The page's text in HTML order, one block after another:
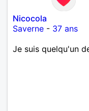
Nicocola
Saverne - 37 ans
Je suis quelqu'un